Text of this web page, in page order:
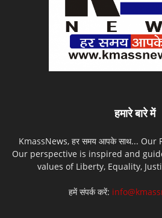
हमारे बारे में
KmassNews, हर समय आपके साथ... Our
Our perspective is inspired and
values of Liberty, Equality,
हमें संपर्क करें: